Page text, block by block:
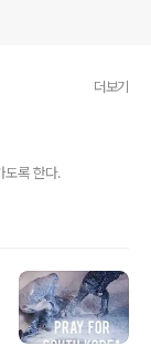
더보기
도록 한다.